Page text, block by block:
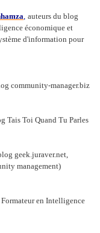
, auteurs du blog
économique et
d'information pour
community-manager.biz
Tais Toi Quand Tu Parles
geek.juraver.net,
management)
en Intelligence